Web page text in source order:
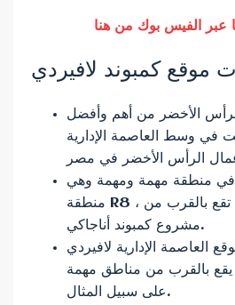
عبر الفيس بوك من هنا
موقع كمبوند لافيردي
للرأس الأخضر من أهم وأفضل
في وسط العاصمة الإدارية
في منطقة مهمة ومهمة وهي
منطقة R8 ، فإن هذه المنطقة تقع بالقرب من
مشروع كمبوند أناجاكي.
العاصمة الإدارية لافيردي
يقع بالقرب من مناطق مهمة
على سبيل المثال.